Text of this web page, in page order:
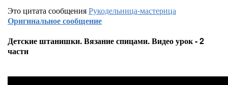
Это цитата сообщенияРукодельница-мастерица
Оригинальное сообщение
Детские штанишки. Вязание спицами. Видео урок - 2
части